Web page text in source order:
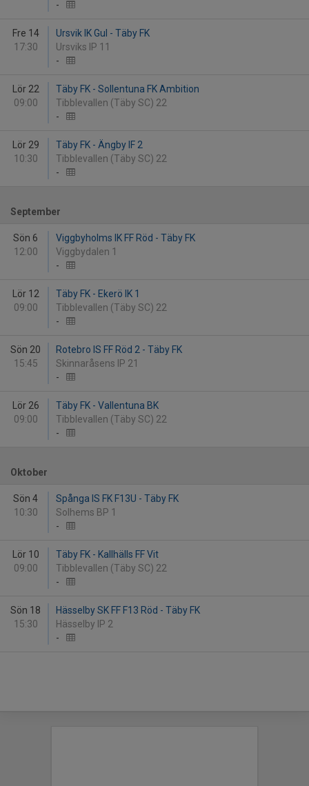
-
Fre 14
17:30
Ursvik IK Gul - Täby FK
Ursviks IP 11
-
Lör 22
09:00
Täby FK - Sollentuna FK Ambition
Tibblevallen (Täby SC) 22
-
Lör 29
10:30
Täby FK - Ängby IF 2
Tibblevallen (Täby SC) 22
-
September
Sön 6
12:00
Viggbyholms IK FF Röd - Täby FK
Viggbydalen 1
-
Lör 12
09:00
Täby FK - Ekerö IK 1
Tibblevallen (Täby SC) 22
-
Sön 20
15:45
Rotebro IS FF Röd 2 - Täby FK
Skinnaråsens IP 21
-
Lör 26
09:00
Täby FK - Vallentuna BK
Tibblevallen (Täby SC) 22
-
Oktober
Sön 4
10:30
Spånga IS FK F13U - Täby FK
Solhems BP 1
-
Lör 10
09:00
Täby FK - Kallhälls FF Vit
Tibblevallen (Täby SC) 22
-
Sön 18
15:30
Hässelby SK FF F13 Röd - Täby FK
Hässelby IP 2
-